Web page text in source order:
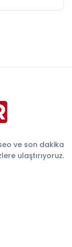
ve son dakika
ulaştırıyoruz.